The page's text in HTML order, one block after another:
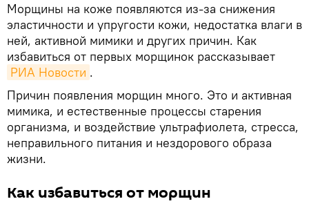
Морщины на коже появляются из-за снижения
эластичности и упругости кожи, недостатка влаги в
ней, активной мимики и других причин. Как
избавиться от первых морщинок рассказывает
РИА Новости .
Причин появления морщин много. Это и активная
мимика, и естественные процессы старения
организма, и воздействие ультрафиолета, стресса,
неправильного питания и нездорового образа
жизни.
Как избавиться от морщин